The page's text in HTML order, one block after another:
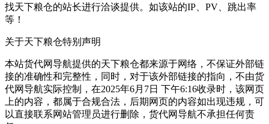
找天下粮仓的站长进行洽谈提供。如该站的IP、PV、跳出率
等！
关于天下粮仓特别声明
本站货代网导航提供的天下粮仓都来源于网络，不保证外部链
接的准确性和完整性，同时，对于该外部链接的指向，不由货
代网导航实际控制，在2025年6月7日 下午6:16收录时，该网页
上的内容，都属于合规合法，后期网页的内容如出现违规，可
以直接联系网站管理员进行删除，货代网导航不承担任何责